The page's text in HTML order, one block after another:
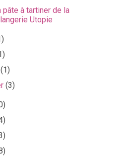
pâte à tartiner de la
Utopie
(1)
(3)